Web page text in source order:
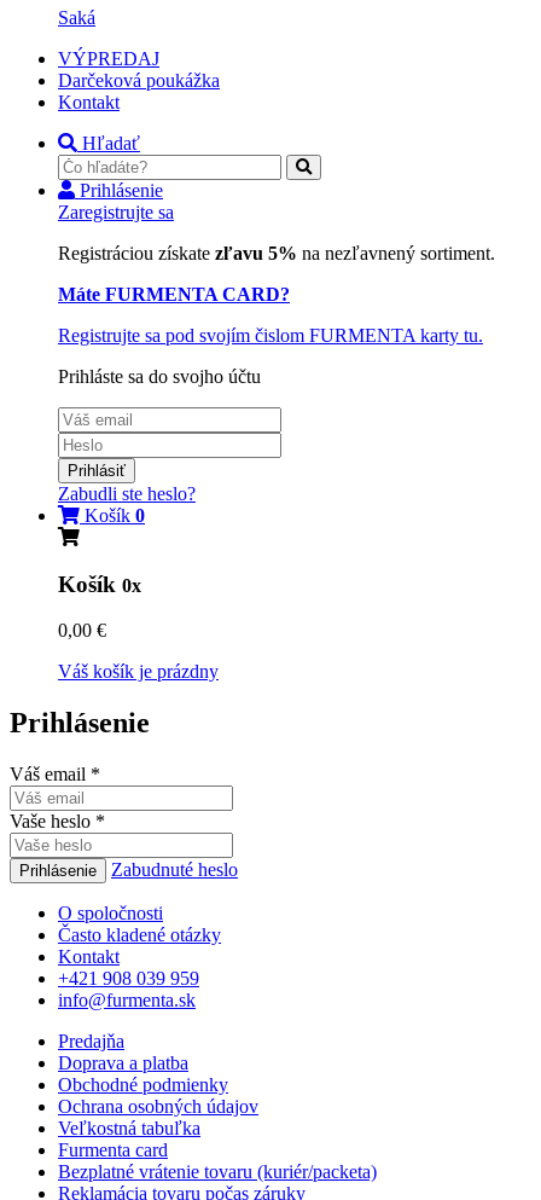
Saká
VÝPREDAJ
Darčeková poukážka
Kontakt
Hľadať
Prihlásenie
Zaregistrujte sa
Registráciou získate zľavu 5% na nezľavnený sortiment.
Máte FURMENTA CARD?
Registrujte sa pod svojím čislom FURMENTA karty tu.
Prihláste sa do svojho účtu
Prihlásiť
Zabudli ste heslo?
Košík 0
Košík 0x
0,00 €
Váš košík je prázdny
Prihlásenie
Váš email *
Vaše heslo *
Prihlásenie Zabudnuté heslo
O spoločnosti
Často kladené otázky
Kontakt
+421 908 039 959
info@furmenta.sk
Predajňa
Doprava a platba
Obchodné podmienky
Ochrana osobných údajov
Veľkostná tabuľka
Furmenta card
Bezplatné vrátenie tovaru (kuriér/packeta)
Reklamácia tovaru počas záruky